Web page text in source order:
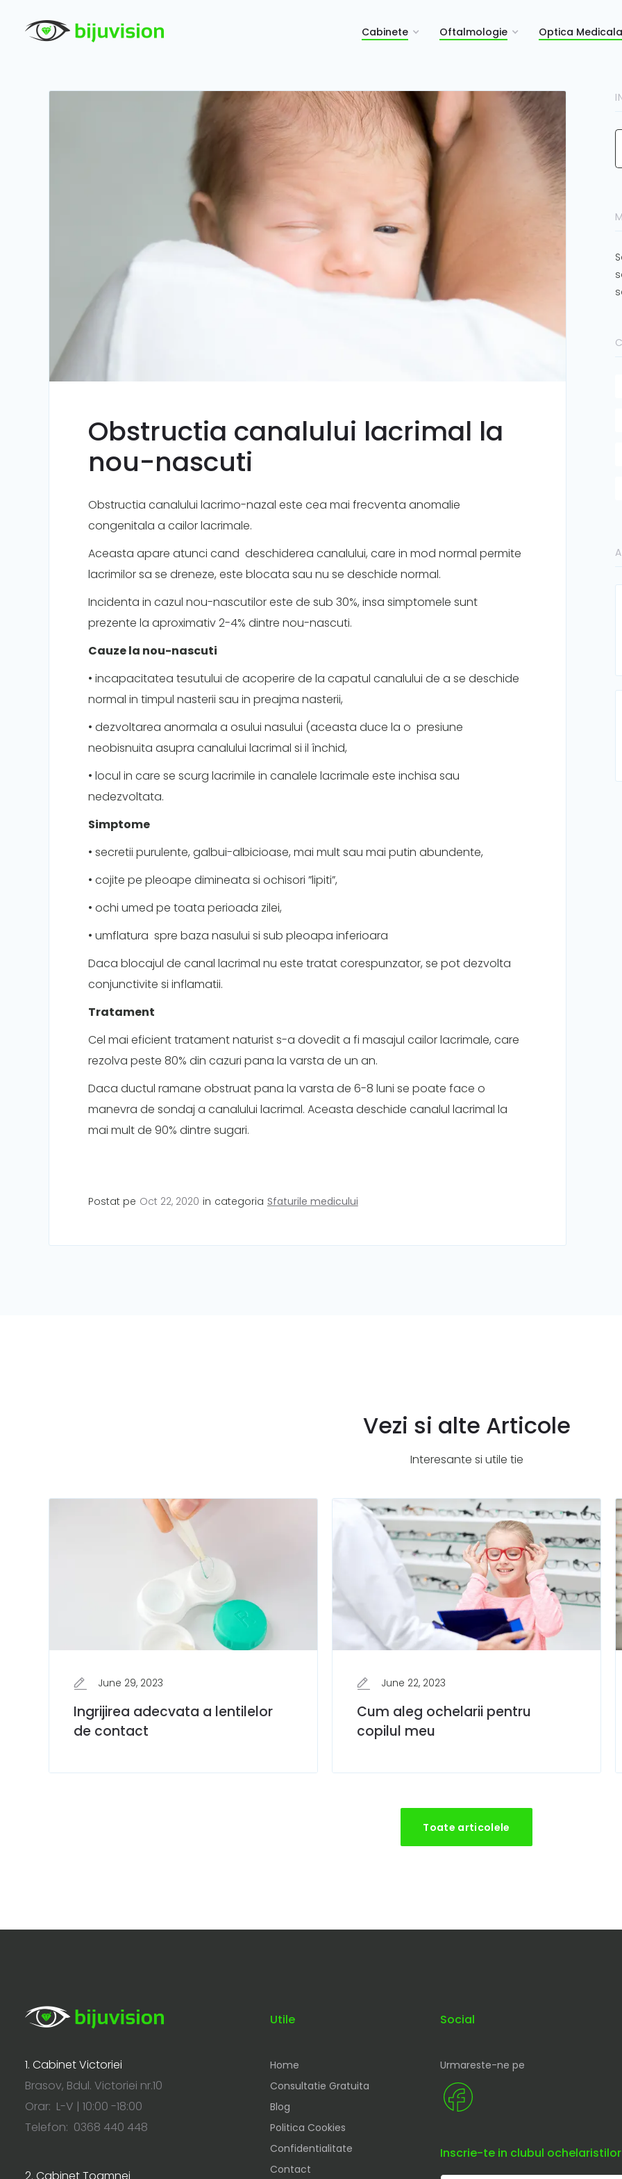
Cabinete Oftalmologie Optica Medicala
Obstructia canalului lacrimal la
nou-nascuti
Obstructia canalului lacrimo-nazal este cea mai frecventa anomalie
congenitala a cailor lacrimale.
Aceasta apare atunci cand deschiderea canalului, care in mod normal permite
lacrimilor sa se dreneze, este blocata sau nu se deschide normal.
Incidenta in cazul nou-nascutilor este de sub 30%, insa simptomele sunt
prezente la aproximativ 2-4% dintre nou-nascuti.
Cauze la nou-nascuti
• incapacitatea tesutului de acoperire de la capatul canalului de a se deschide
normal in timpul nasterii sau in preajma nasterii,
• dezvoltarea anormala a osului nasului (aceasta duce la o presiune
neobisnuita asupra canalului lacrimal si il închid,
• locul in care se scurg lacrimile in canalele lacrimale este inchisa sau
nedezvoltata.
Simptome
• secretii purulente, galbui-albicioase, mai mult sau mai putin abundente,
• cojite pe pleoape dimineata si ochisori ”lipiti”,
• ochi umed pe toata perioada zilei,
• umflatura spre baza nasului si sub pleoapa inferioara
Daca blocajul de canal lacrimal nu este tratat corespunzator, se pot dezvolta
conjunctivite si inflamatii.
Tratament
Cel mai eficient tratament naturist s-a dovedit a fi masajul cailor lacrimale, care
rezolva peste 80% din cazuri pana la varsta de un an.
Daca ductul ramane obstruat pana la varsta de 6-8 luni se poate face o
manevra de sondaj a canalului lacrimal. Aceasta deschide canalul lacrimal la
mai mult de 90% dintre sugari.
Postat pe Oct 22, 2020 in categoria Sfaturile medicului
Vezi si alte Articole
Interesante si utile tie
June 29, 2023
Ingrijirea adecvata a lentilelor
de contact
June 22, 2023
Cum aleg ochelarii pentru
copilul meu
Toate articolele
1. Cabinet Victoriei
Brasov, Bdul. Victoriei nr.10
Orar: L-V | 10:00 -18:00
Telefon: 0368 440 448
2. Cabinet Toamnei
Utile
Home
Consultatie Gratuita
Blog
Politica Cookies
Confidentialitate
Contact
Social
Urmareste-ne pe
Inscrie-te in clubul ochelaristilor